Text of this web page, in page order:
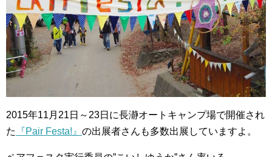
2015年11月21日～23日に長瀞オートキャンプ場で開催され
た
『Pair Festa!』 の出展者さんも多数出展していますよ。